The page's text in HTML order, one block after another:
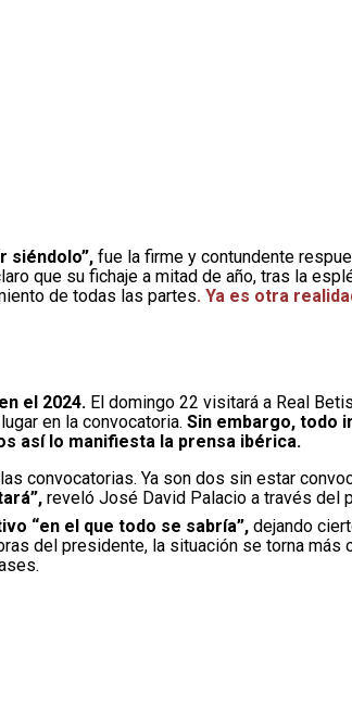
siéndolo”, fue la firme y contundente
que su fichaje a mitad de año, tras la
de todas las partes. Ya es otra
el 2024. El domingo 22 visitará a Real
en la convocatoria. Sin embargo, todo
así lo manifiesta la prensa ibérica.
convocatorias. Ya son dos sin estar
reveló José David Palacio a través del
“en el que todo se sabría”, dejando
del presidente, la situación se torna más